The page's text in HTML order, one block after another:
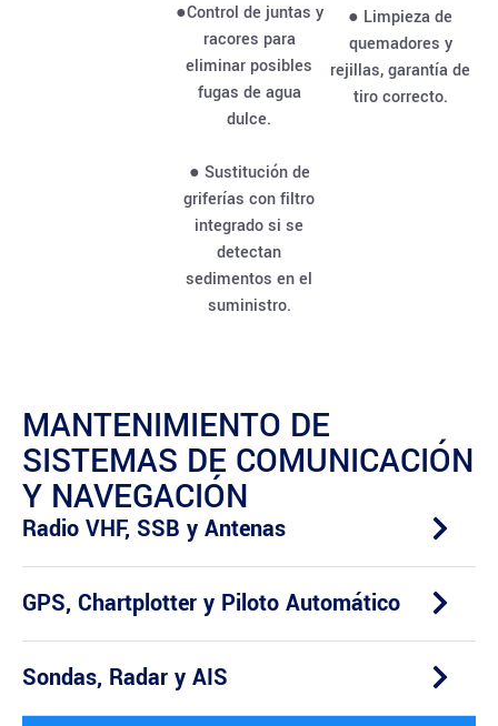
●Control de juntas y
racores para
eliminar posibles
fugas de agua
dulce.
● Sustitución de
griferías con filtro
integrado si se
detectan
sedimentos en el
suministro.
● Limpieza de
quemadores y
rejillas, garantía de
tiro correcto.
MANTENIMIENTO DE
SISTEMAS DE COMUNICACIÓN
Y NAVEGACIÓN
Radio VHF, SSB y Antenas
GPS, Chartplotter y Piloto Automático
Sondas, Radar y AIS